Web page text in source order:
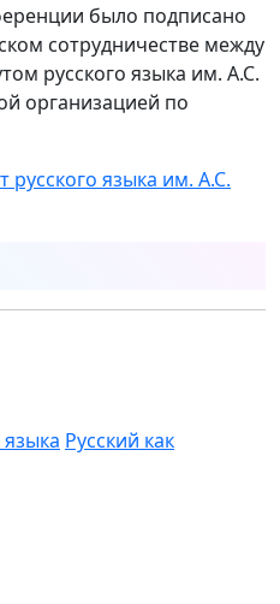
было подписано
сотрудничестве между
русского языка им. А.С.
организацией по
русского языка им. А.С.
Русский как